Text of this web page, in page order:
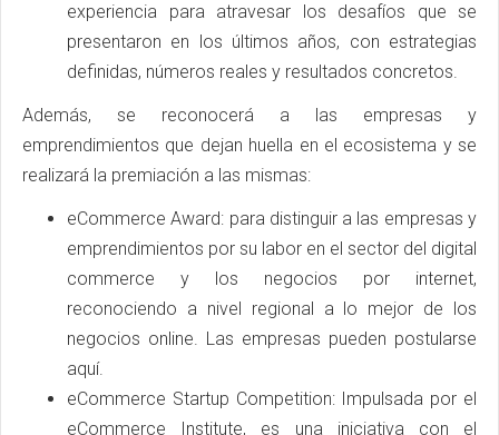
experiencia para atravesar los desafíos que se
presentaron en los últimos años, con estrategias
definidas, números reales y resultados concretos.
Además, se reconocerá a las empresas y
emprendimientos que dejan huella en el ecosistema y se
realizará la premiación a las mismas:
eCommerce Award: para distinguir a las empresas y
emprendimientos por su labor en el sector del digital
commerce y los negocios por internet,
reconociendo a nivel regional a lo mejor de los
negocios online. Las empresas pueden postularse
aquí.
eCommerce Startup Competition: Impulsada por el
eCommerce Institute, es una iniciativa con el